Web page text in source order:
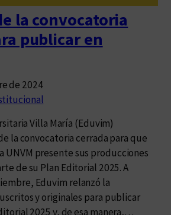
la convocatoria
publicar en
de 2024
Villa María (Eduvim)
la convocatoria cerrada para que
UNVM presente sus producciones
de su Plan Editorial 2025. A
Eduvim relanzó la
y originales para publicar
2025 y, de esa manera,…